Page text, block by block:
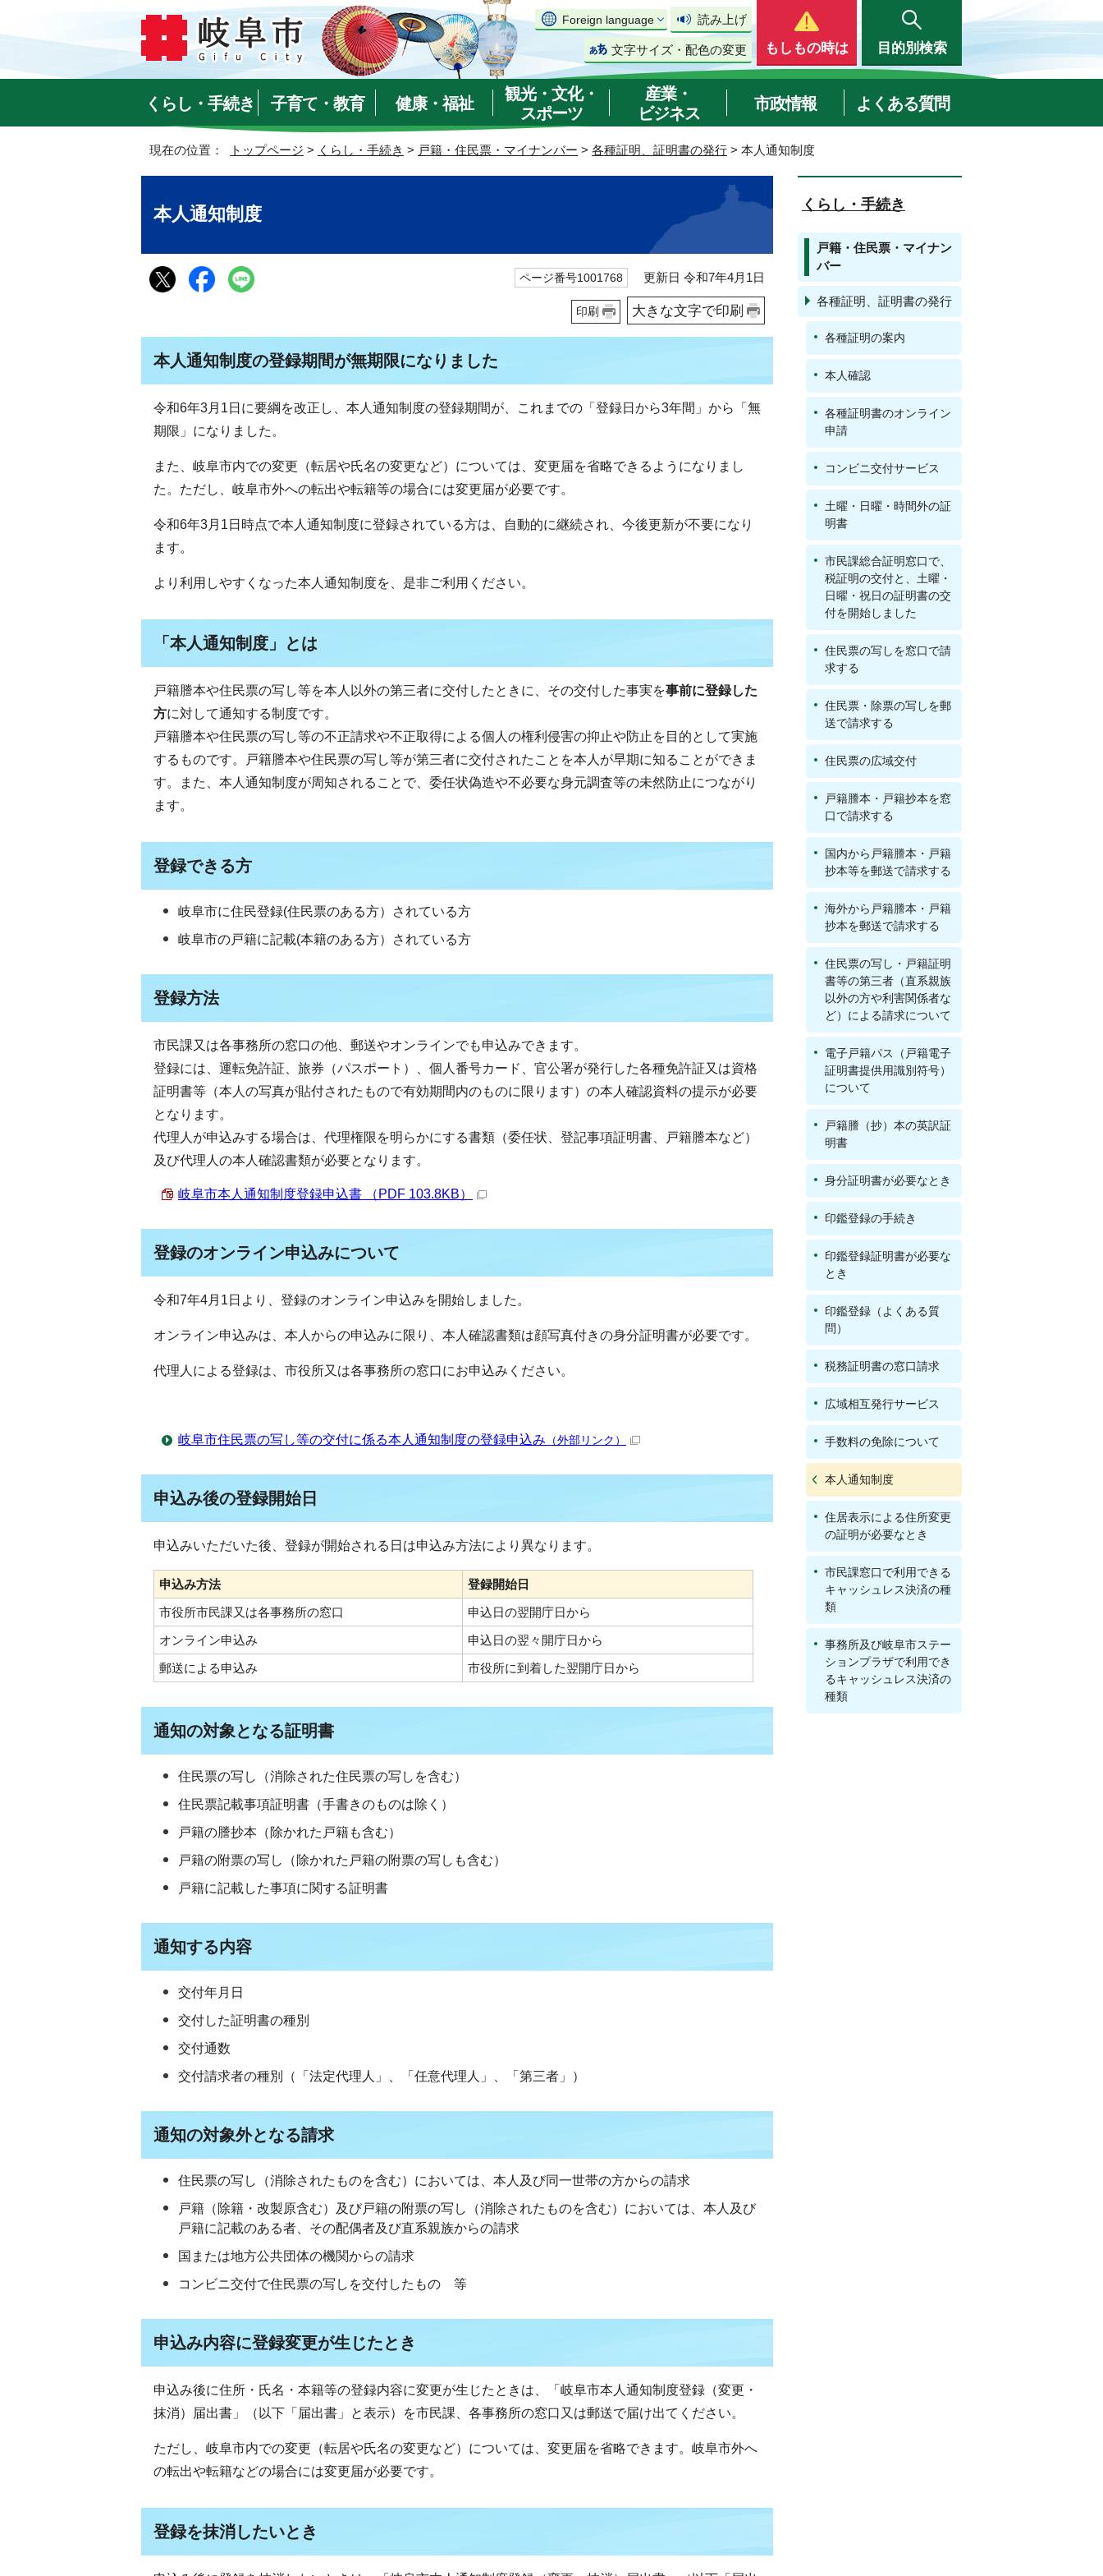
Foreign language 読み上げ
文字サイズ・配色の変更 もしもの時は 目的別検索
くらし・手続き 子育て・教育 健康・福祉
観光・文化・
スポーツ
産業・
ビジネス
市政情報 よくある質問
現在の位置： トップページ > くらし・手続き > 戸籍・住民票・マイナンバー > 各種証明、証明書の発行 > 本人通知制度
本人通知制度
ページ番号1001768 更新日 令和7年4月1日
印刷 大きな文字で印刷
本人通知制度の登録期間が無期限になりました
令和6年3月1日に要綱を改正し、本人通知制度の登録期間が、これまでの「登録日から3年間」から「無
期限」になりました。
また、岐阜市内での変更（転居や氏名の変更など）については、変更届を省略できるようになりまし
た。ただし、岐阜市外への転出や転籍等の場合には変更届が必要です。
令和6年3月1日時点で本人通知制度に登録されている方は、自動的に継続され、今後更新が不要になり
ます。
より利用しやすくなった本人通知制度を、是非ご利用ください。
「本人通知制度」とは
戸籍謄本や住民票の写し等を本人以外の第三者に交付したときに、その交付した事実を事前に登録した
方に対して通知する制度です。
戸籍謄本や住民票の写し等の不正請求や不正取得による個人の権利侵害の抑止や防止を目的として実施
するものです。戸籍謄本や住民票の写し等が第三者に交付されたことを本人が早期に知ることができま
す。また、本人通知制度が周知されることで、委任状偽造や不必要な身元調査等の未然防止につながり
ます。
登録できる方
岐阜市に住民登録(住民票のある方）されている方
岐阜市の戸籍に記載(本籍のある方）されている方
登録方法
市民課又は各事務所の窓口の他、郵送やオンラインでも申込みできます。
登録には、運転免許証、旅券（パスポート）、個人番号カード、官公署が発行した各種免許証又は資格
証明書等（本人の写真が貼付されたもので有効期間内のものに限ります）の本人確認資料の提示が必要
となります。
代理人が申込みする場合は、代理権限を明らかにする書類（委任状、登記事項証明書、戸籍謄本など）
及び代理人の本人確認書類が必要となります。
岐阜市本人通知制度登録申込書 （PDF 103.8KB）
登録のオンライン申込みについて
令和7年4月1日より、登録のオンライン申込みを開始しました。
オンライン申込みは、本人からの申込みに限り、本人確認書類は顔写真付きの身分証明書が必要です。
代理人による登録は、市役所又は各事務所の窓口にお申込みください。
岐阜市住民票の写し等の交付に係る本人通知制度の登録申込み （外部リンク）
申込み後の登録開始日
申込みいただいた後、登録が開始される日は申込み方法により異なります。
申込み方法
登録開始日
市役所市民課又は各事務所の窓口
申込日の翌開庁日から
オンライン申込み
申込日の翌々開庁日から
郵送による申込み
市役所に到着した翌開庁日から
通知の対象となる証明書
住民票の写し（消除された住民票の写しを含む）
住民票記載事項証明書（手書きのものは除く）
戸籍の謄抄本（除かれた戸籍も含む）
戸籍の附票の写し（除かれた戸籍の附票の写しも含む）
戸籍に記載した事項に関する証明書
通知する内容
交付年月日
交付した証明書の種別
交付通数
交付請求者の種別（「法定代理人」、「任意代理人」、「第三者」）
通知の対象外となる請求
住民票の写し（消除されたものを含む）においては、本人及び同一世帯の方からの請求
戸籍（除籍・改製原含む）及び戸籍の附票の写し（消除されたものを含む）においては、本人及び
戸籍に記載のある者、その配偶者及び直系親族からの請求
国または地方公共団体の機関からの請求
コンビニ交付で住民票の写しを交付したもの 等
申込み内容に登録変更が生じたとき
申込み後に住所・氏名・本籍等の登録内容に変更が生じたときは、「岐阜市本人通知制度登録（変更・
抹消）届出書」（以下「届出書」と表示）を市民課、各事務所の窓口又は郵送で届け出てください。
ただし、岐阜市内での変更（転居や氏名の変更など）については、変更届を省略できます。岐阜市外へ
の転出や転籍などの場合には変更届が必要です。
登録を抹消したいとき
くらし・手続き
戸籍・住民票・マイナン
バー
各種証明、証明書の発行
各種証明の案内
本人確認
各種証明書のオンライン
申請
コンビニ交付サービス
土曜・日曜・時間外の証
明書
市民課総合証明窓口で、
税証明の交付と、土曜・
日曜・祝日の証明書の交
付を開始しました
住民票の写しを窓口で請
求する
住民票・除票の写しを郵
送で請求する
住民票の広域交付
戸籍謄本・戸籍抄本を窓
口で請求する
国内から戸籍謄本・戸籍
抄本等を郵送で請求する
海外から戸籍謄本・戸籍
抄本を郵送で請求する
住民票の写し・戸籍証明
書等の第三者（直系親族
以外の方や利害関係者な
ど）による請求について
電子戸籍パス（戸籍電子
証明書提供用識別符号）
について
戸籍謄（抄）本の英訳証
明書
身分証明書が必要なとき
印鑑登録の手続き
印鑑登録証明書が必要な
とき
印鑑登録（よくある質
問）
税務証明書の窓口請求
広域相互発行サービス
手数料の免除について
本人通知制度
住居表示による住所変更
の証明が必要なとき
市民課窓口で利用できる
キャッシュレス決済の種
類
事務所及び岐阜市ステー
ションプラザで利用でき
るキャッシュレス決済の
種類